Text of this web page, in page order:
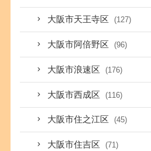
大阪市天王寺区 (127)
大阪市阿倍野区 (96)
大阪市浪速区 (176)
大阪市西成区 (116)
大阪市住之江区 (45)
大阪市住吉区 (71)